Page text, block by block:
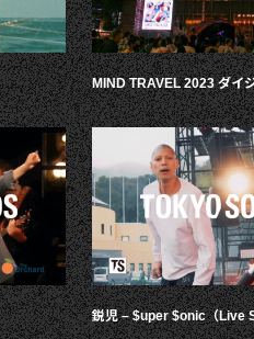
MIND TRAVEL 2023 ダイ
鋭児 – $uper $onic（Live